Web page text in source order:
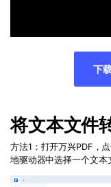
下
将文本文件
方法1： 打开万兴PDF，
地驱动器中选择一个文本